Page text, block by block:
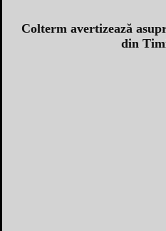
Colterm avertizează
din